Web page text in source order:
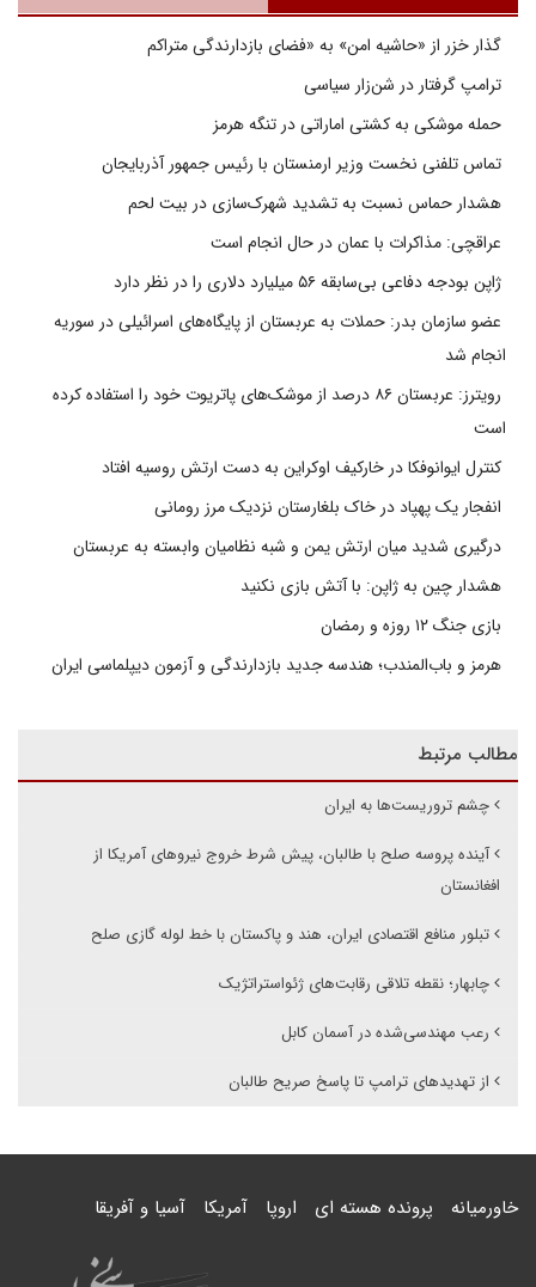
گذار خزر از «حاشیه امن» به «فضای بازدارندگی متراکم
ترامپ گرفتار در شن‌زار سیاسی
حمله موشکی به کشتی اماراتی در تنگه هرمز
تماس تلفنی نخست وزیر ارمنستان با رئیس جمهور آذربایجان
هشدار حماس نسبت به تشدید شهرک‌سازی در بیت‌ لحم
عراقچی: مذاکرات با عمان در حال انجام است
ژاپن بودجه دفاعی بی‌سابقه ۵۶ میلیارد دلاری را در نظر دارد
عضو سازمان بدر: حملات به عربستان از پایگاه‌های اسرائیلی در سوریه
انجام شد
رویترز: عربستان ۸۶ درصد از موشک‌های پاتریوت خود را استفاده کرده
است
کنترل ایوانوفکا در خارکیف اوکراین به دست ارتش روسیه افتاد
انفجار یک پهپاد در خاک بلغارستان نزدیک مرز رومانی
درگیری شدید میان ارتش یمن و شبه نظامیان وابسته به عربستان
هشدار چین به ژاپن: با آتش بازی نکنید
بازی جنگ ۱۲ روزه و رمضان
هرمز و باب‌المندب؛ هندسه جدید بازدارندگی و آزمون دیپلماسی ایران
مطالب مرتبط
چشم تروریست‌ها به ایران
آینده پروسه صلح با طالبان، پیش شرط خروج نیروهای آمریکا از
افغانستان
تبلور منافع اقتصادی ایران، هند و پاکستان با خط لوله گازی صلح
چابهار؛ نقطه تلاقی رقابت‌های ژئواستراتژیک
رعب مهندسی‌شده در آسمان کابل
از تهدیدهای ترامپ تا پاسخ صریح طالبان
خاورمیانه پرونده هسته ای اروپا آمریکا آسیا و آفریقا